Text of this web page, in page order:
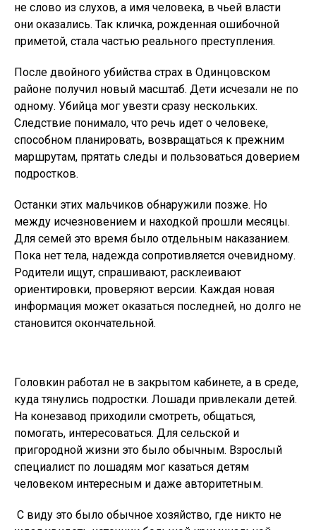
не слово из слухов, а имя человека, в чьей власти
они оказались. Так кличка, рожденная ошибочной
приметой, стала частью реального преступления.
После двойного убийства страх в Одинцовском
районе получил новый масштаб. Дети исчезали не по
одному. Убийца мог увезти сразу нескольких.
Следствие понимало, что речь идет о человеке,
способном планировать, возвращаться к прежним
маршрутам, прятать следы и пользоваться доверием
подростков.
Останки этих мальчиков обнаружили позже. Но
между исчезновением и находкой прошли месяцы.
Для семей это время было отдельным наказанием.
Пока нет тела, надежда сопротивляется очевидному.
Родители ищут, спрашивают, расклеивают
ориентировки, проверяют версии. Каждая новая
информация может оказаться последней, но долго не
становится окончательной.
Головкин работал не в закрытом кабинете, а в среде,
куда тянулись подростки. Лошади привлекали детей.
На конезавод приходили смотреть, общаться,
помогать, интересоваться. Для сельской и
пригородной жизни это было обычным. Взрослый
специалист по лошадям мог казаться детям
человеком интересным и даже авторитетным.
С виду это было обычное хозяйство, где никто не